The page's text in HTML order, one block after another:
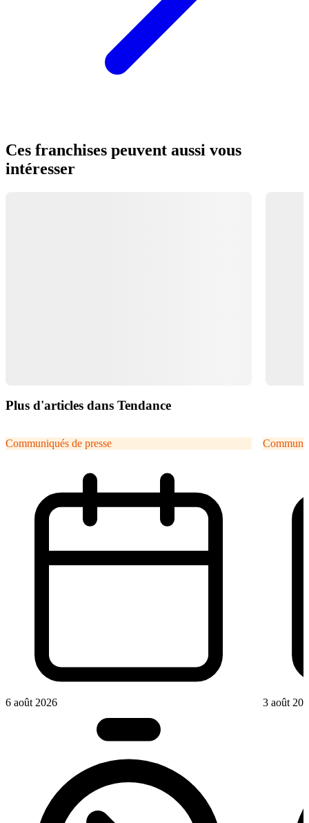
Ces franchises peuvent aussi vous
intéresser
Plus d'articles dans Tendance
Communiqués de presse
6 août 2026 3 août